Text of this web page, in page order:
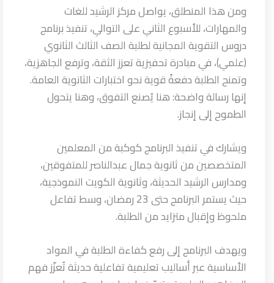
ومن هذا المنطلق، يواصل مركز الرشيد للغات
والمهارات، للأسبوع الثاني على التوالي، تنفيذ برنامج
دروس التقوية المجانية لطلبة الصف الثالث الثانوي
(علمي)، في مبادرة تحفيزية تعزز الثقة، وترفع الجاهزية،
وتمنح الطلبة دفعةً قوية نحو اختبارات الثانوية العامة.
إنها رسالة واضحة: هنا يُصنع التفوق، وهنا يتحول
الطموح إلى إنجاز.
ويشارك في تنفيذ البرنامج كوكبة من المعلمين
المتخصصين من ثانوية جمال عبدالناصر للمتفوقين،
ومدارس الرشيد الحديثة، وثانوية الكويت النموذجية،
حيث يستمر البرنامج حتى 23 رمضان، وسط تفاعل
ملحوظ وإقبال متزايد من الطلبة.
ويهدف البرنامج إلى رفع كفاءة الطلبة في المواد
الأساسية عبر أساليب تعليمية تفاعلية حديثة تُعزّز فهم